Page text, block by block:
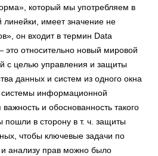
который мы употребляем в
линейки, имеет значение не
он входит в термин Data
относительно новый мировой
с целью управления и защиты
данных и систем из одного окна
информационной
и обоснованность такого
пошли в сторону в т. ч. защиты
чтобы ключевые задачи по
анализу прав можно было